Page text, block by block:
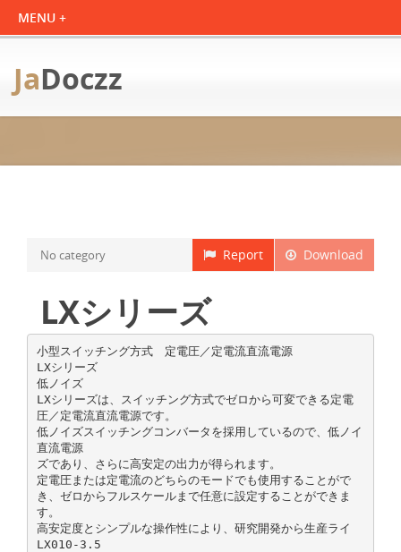
JaDoczz
Download
Report
No category
LXシリーズ
小型スイッチング方式 定電圧／定電流直流電源
LXシリーズ
低ノイズ
LXシリーズは、スイッチング方式でゼロから可変できる定電
圧／定電流直流電源です。
低ノイズスイッチングコンバータを採用しているので、低ノイ
直流電源
ズであり、さらに高安定の出力が得られます。
定電圧または定電流のどちらのモードでも使用することがで
き、ゼロからフルスケールまで任意に設定することができま
す。
高安定度とシンプルな操作性により、研究開発から生産ライ
LX010-3.5